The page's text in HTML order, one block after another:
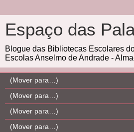
Espaço das
Blogue das Bibliotecas Escolares
Escolas Anselmo de Andrade -